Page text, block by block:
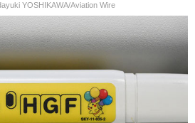
YOSHIKAWA/Aviation Wire